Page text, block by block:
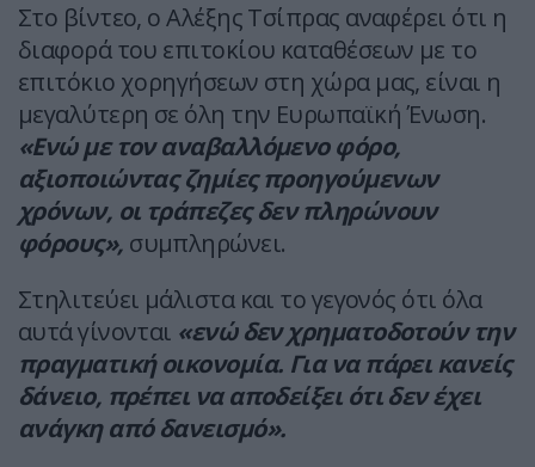
Στο βίντεο, ο Αλέξης Τσίπρας αναφέρει ότι η
διαφορά του επιτοκίου καταθέσεων με το
επιτόκιο χορηγήσεων στη χώρα μας, είναι η
μεγαλύτερη σε όλη την Ευρωπαϊκή Ένωση.
«Ενώ με τον αναβαλλόμενο φόρο,
αξιοποιώντας ζημίες προηγούμενων
χρόνων, οι τράπεζες δεν πληρώνουν
φόρους», συμπληρώνει.
Στηλιτεύει μάλιστα και το γεγονός ότι όλα
αυτά γίνονται «ενώ δεν χρηματοδοτούν την
πραγματική οικονομία. Για να πάρει κανείς
δάνειο, πρέπει να αποδείξει ότι δεν έχει
ανάγκη από δανεισμό».